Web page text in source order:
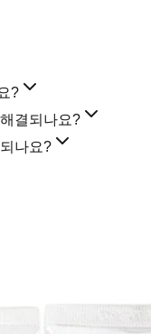
?
결되나요?
나요?